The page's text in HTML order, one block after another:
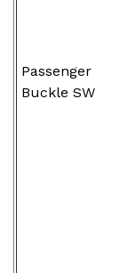
Passenger
Buckle SW